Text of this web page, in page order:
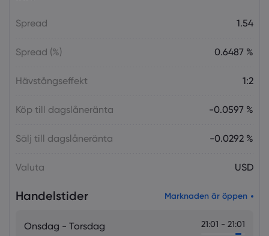
Spread 1.54
Spread (%) 0.6487 %
Hävstångseffekt 1:2
Köp till dagslåneränta -0.0597 %
Sälj till dagslåneränta -0.0292 %
Valuta USD
Handelstider Marknaden är öppen
Onsdag - Torsdag 21:01 - 21:01